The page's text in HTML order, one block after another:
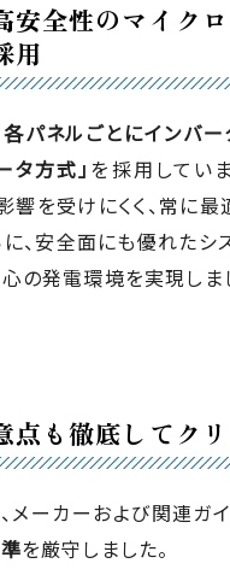
安全性のマイク
用
各パネルごとにインバ
タ方式」 を採用してい
響を受けにくく、常に
に、安全面にも優れたシ
の発電環境を実現しま
点も徹底してク
メーカーおよび関連ガ
を厳守しました。